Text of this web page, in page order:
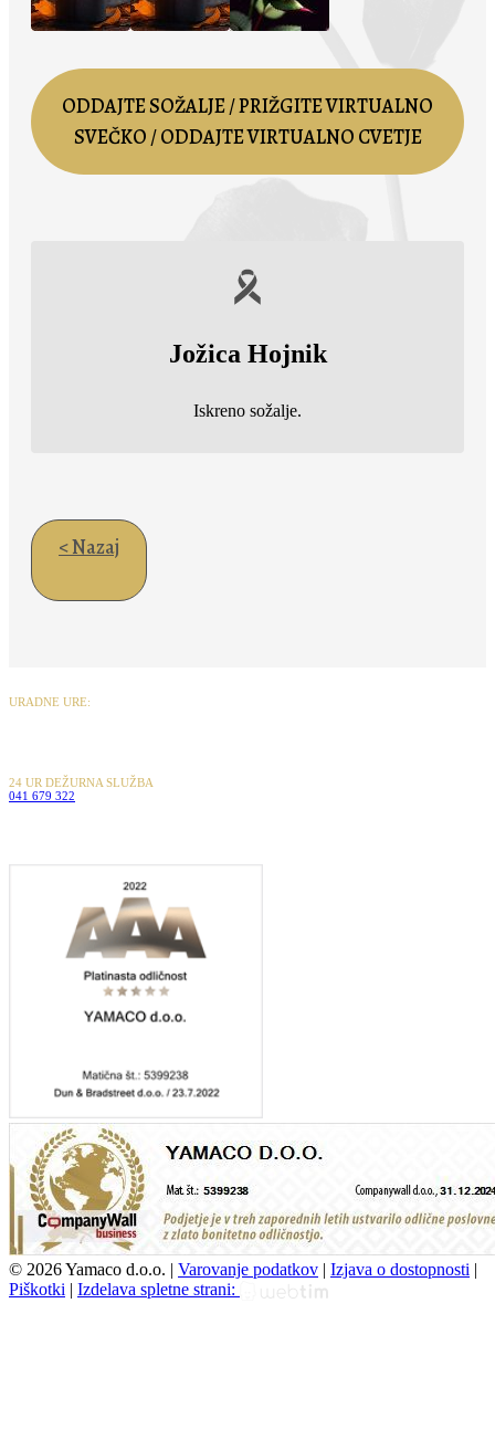
ODDAJTE SOŽALJE / PRIŽGITE VIRTUALNO
SVEČKO / ODDAJTE VIRTUALNO CVETJE
Jožica Hojnik
Iskreno sožalje.
< Nazaj
URADNE URE:
24 UR DEŽURNA SLUŽBA
041 679 322
© 2026 Yamaco d.o.o. | Varovanje podatkov | Izjava o dostopnosti |
Piškotki | Izdelava spletne strani: